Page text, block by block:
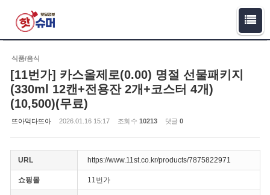
식품/음식
[11번가] 카스올제로(0.00) 명절 선물패키지
(330ml 12캔+전용잔 2개+코스터 4개)
(10,500)(무료)
뜨아먹다뜨아 2026.01.16 15:17 조회 수 10213 댓글 0
URL https://www.11st.co.kr/products/7875822971
쇼핑몰 11번가